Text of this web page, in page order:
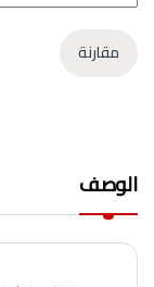
مقارنة
الوصف